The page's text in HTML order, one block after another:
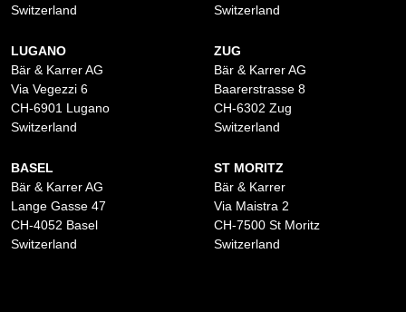
Switzerland
Switzerland
LUGANO
Bär & Karrer AG
Via Vegezzi 6
CH-6901 Lugano
Switzerland
ZUG
Bär & Karrer AG
Baarerstrasse 8
CH-6302 Zug
Switzerland
BASEL
Bär & Karrer AG
Lange Gasse 47
CH-4052 Basel
Switzerland
ST MORITZ
Bär & Karrer
Via Maistra 2
CH-7500 St Moritz
Switzerland